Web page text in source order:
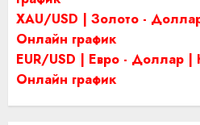
XAU/USD | Золото -
Онлайн график
EUR/USD | Евро - Доллар |
Онлайн график